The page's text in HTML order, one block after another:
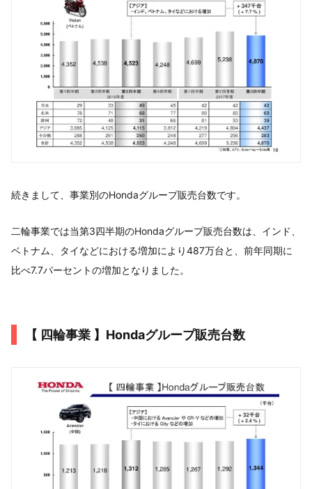
続きまして、事業別のHondaグループ販売台数です。
二輪事業では当第3四半期のHondaグループ販売台数は、インド、
ベトナム、タイなどにおける増加により487万台と、前年同期に
比べ7.7パーセントの増加となりました。
【 四輪事業 】Hondaグループ販売台数